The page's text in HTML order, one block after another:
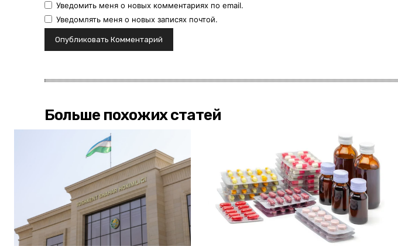
Уведомить меня о новых комментариях по email.
Уведомлять меня о новых записях почтой.
Больше похожих статей